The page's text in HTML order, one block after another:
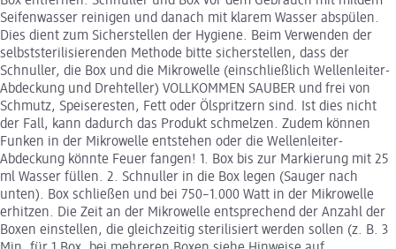
Seifenwasser reinigen und danach mit klarem Wasser abspülen.
Dies dient zum Sicherstellen der Hygiene. Beim Verwenden der
selbststerilisierenden Methode bitte sicherstellen, dass der
Schnuller, die Box und die Mikrowelle (einschließlich Wellenleiter-
Abdeckung und Drehteller) VOLLKOMMEN SAUBER und frei von
Schmutz, Speiseresten, Fett oder Ölspritzern sind. Ist dies nicht
der Fall, kann dadurch das Produkt schmelzen. Zudem können
Funken in der Mikrowelle entstehen oder die Wellenleiter-
Abdeckung könnte Feuer fangen! 1. Box bis zur Markierung mit 25
ml Wasser füllen. 2. Schnuller in die Box legen (Sauger nach
unten). Box schließen und bei 750–1.000 Watt in der Mikrowelle
erhitzen. Die Zeit an der Mikrowelle entsprechend der Anzahl der
Boxen einstellen, die gleichzeitig sterilisiert werden sollen (z. B. 3